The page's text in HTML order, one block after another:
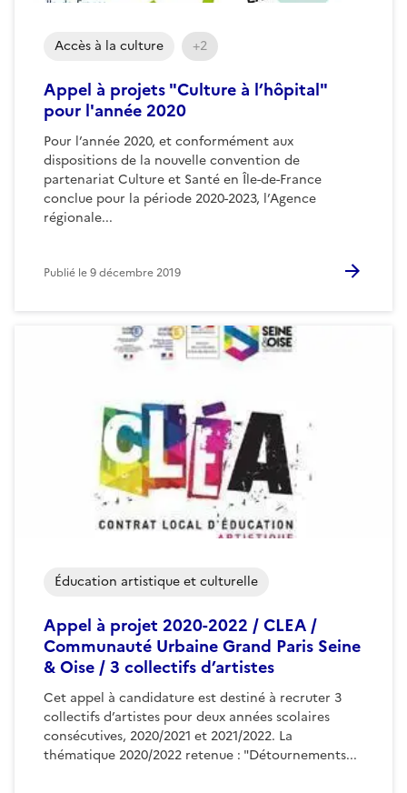
Appel à projets "Culture à l’hôpital"
pour l'année 2020
Pour l’année 2020, et conformément aux
dispositions de la nouvelle convention de
partenariat Culture et Santé en Île-de-France
conclue pour la période 2020-2023, l’Agence
régionale...
Accès à la culture +2
Publié le9 décembre 2019
Appel à projet 2020-2022 / CLEA /
Communauté Urbaine Grand Paris Seine
& Oise / 3 collectifs d’artistes
Cet appel à candidature est destiné à recruter 3
collectifs d’artistes pour deux années scolaires
consécutives, 2020/2021 et 2021/2022. La
thématique 2020/2022 retenue : "Détournements...
Éducation artistique et culturelle